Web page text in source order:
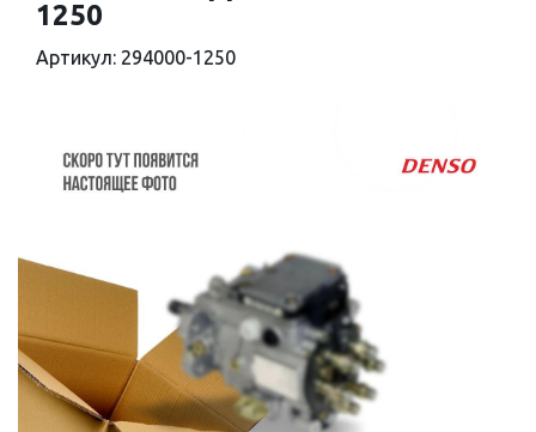
1250
Артикул: 294000-1250